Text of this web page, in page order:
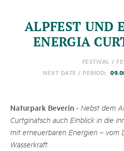
ALPFEST UND
ENERGIA
FESTIVAL /
NEXT DATE / PERIOD:
Naturpark Beverin - Nebst dem
Curtginatsch auch Einblick in die
mit erneuerbaren Energien – vom
Wasserkraft.